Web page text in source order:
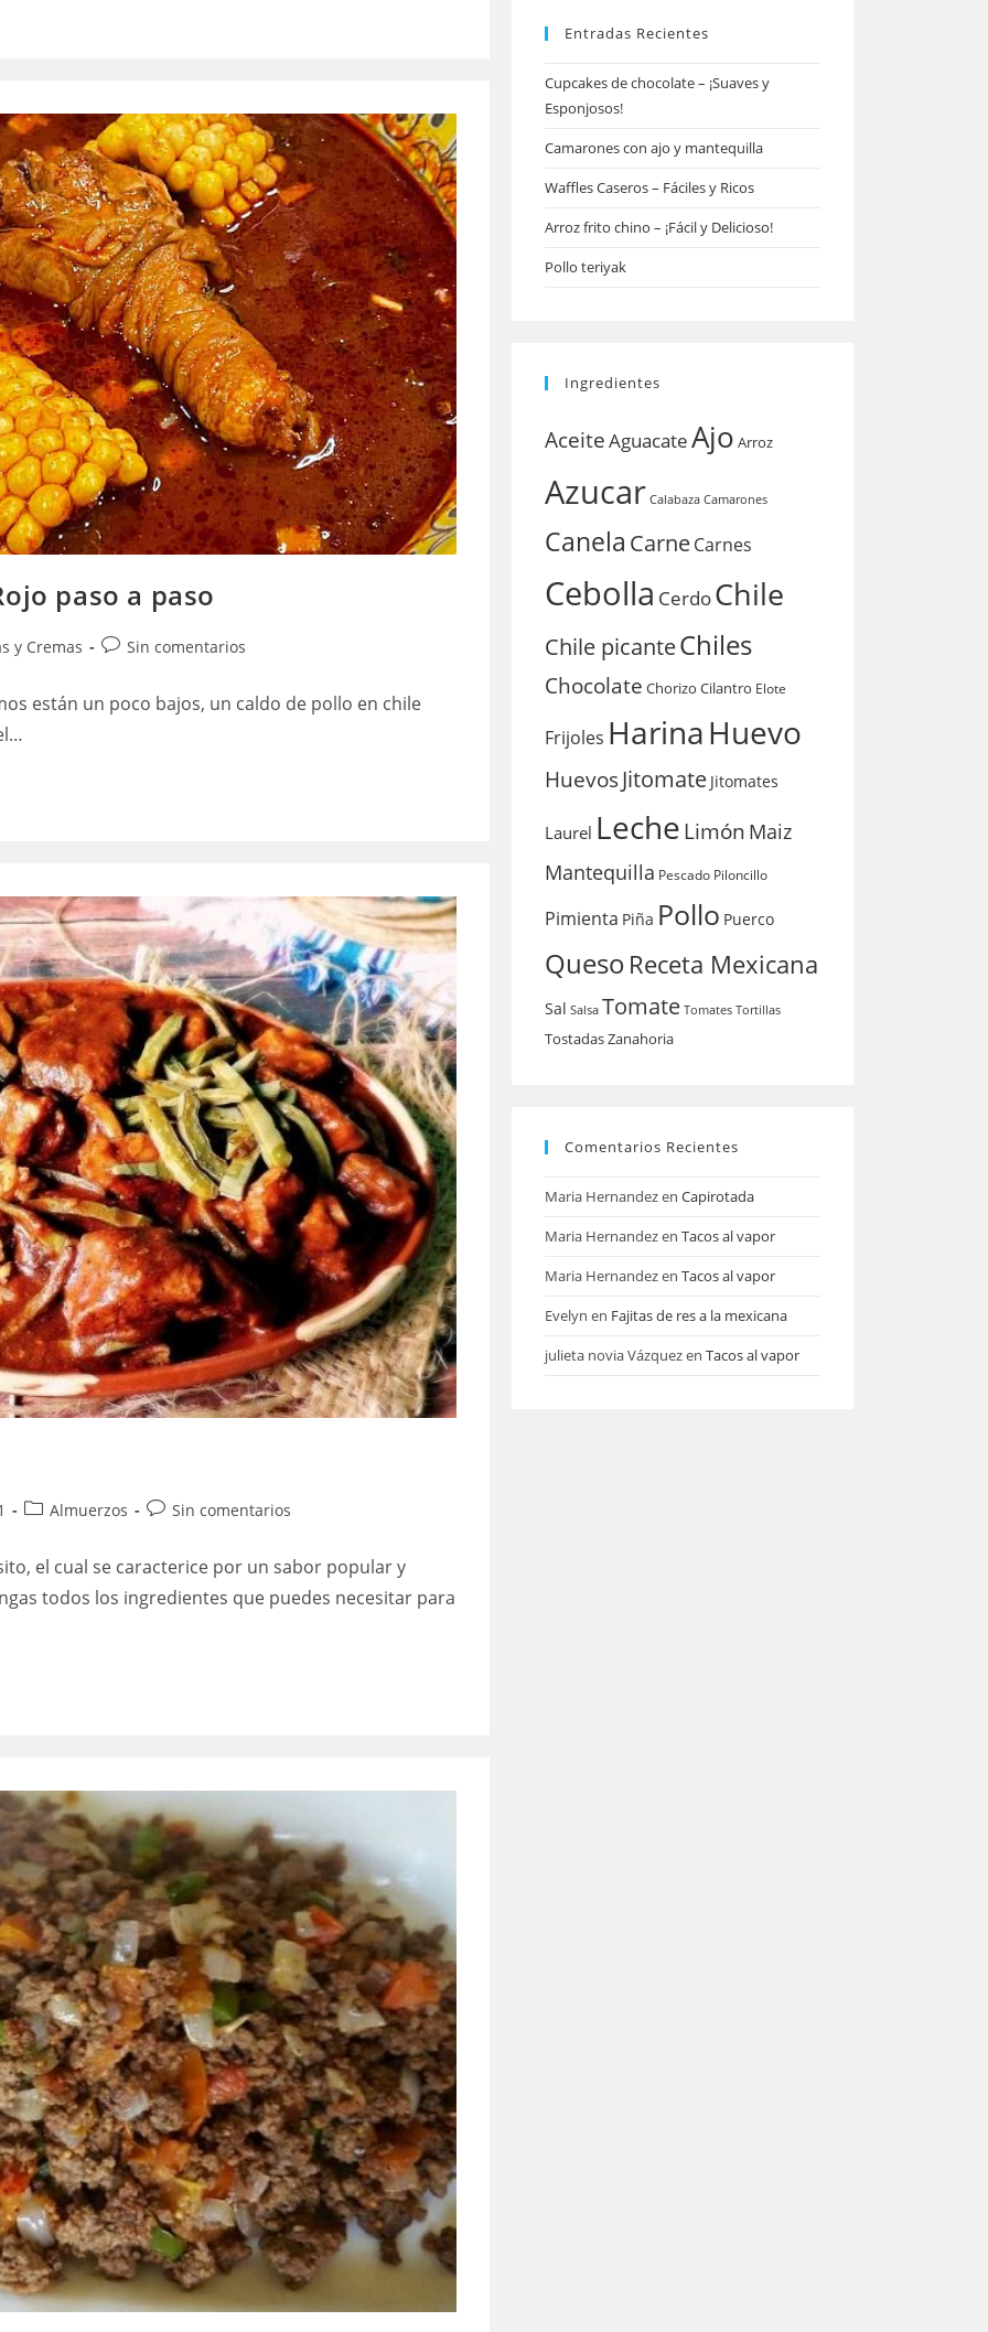
paso a paso
y Cremas
Comentarios
entrada:
Sin comentarios
están un poco bajos, un caldo de pollo en chile
Categoría
entrada:
Almuerzos
Comentarios
entrada:
Sin comentarios
el cual se caracterice por un sabor popular y
todos los ingredientes que puedes necesitar para
Entradas Recientes
Cupcakes de chocolate – ¡Suaves y
Esponjosos!
Camarones con ajo y mantequilla
Waffles Caseros – Fáciles y Ricos
Arroz frito chino – ¡Fácil y Delicioso!
Pollo teriyak
Ingredientes
AceiteAguacateAjo Arroz
Azucar Calabaza Camarones
Canela CarneCarnes
Cebolla CerdoChile
Chile picanteChiles
Chocolate Chorizo Cilantro Elote
Frijoles HarinaHuevo
HuevosJitomate Jitomates
Laurel LecheLimón Maiz
Mantequilla Pescado Piloncillo
Pimienta Piña Pollo Puerco
QuesoReceta Mexicana
Sal Salsa Tomate Tomates Tortillas
TostadasZanahoria
Comentarios Recientes
Maria Hernandezen Capirotada
Maria Hernandezen Tacos al vapor
Maria Hernandezen Tacos al vapor
Evelyn en Fajitas de res a la mexicana
julieta novia Vázquezen Tacos al vapor